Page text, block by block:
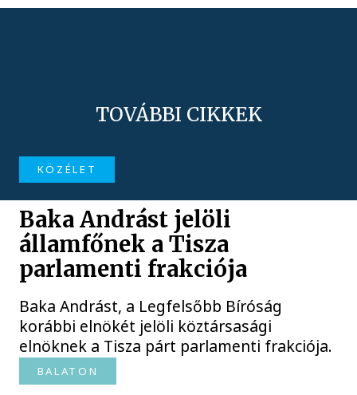
TOVÁBBI CIKKEK
KÖZÉLET
Baka Andrást jelöli
államfőnek a Tisza
parlamenti frakciója
Baka Andrást, a Legfelsőbb Bíróság
korábbi elnökét jelöli köztársasági
elnöknek a Tisza párt parlamenti frakciója.
BALATON